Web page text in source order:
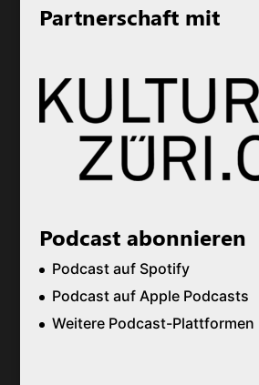
Partnerschaft mit
Podcast abonnieren
Podcast auf Spotify
Podcast auf Apple Podcasts
Weitere Podcast-Plattformen